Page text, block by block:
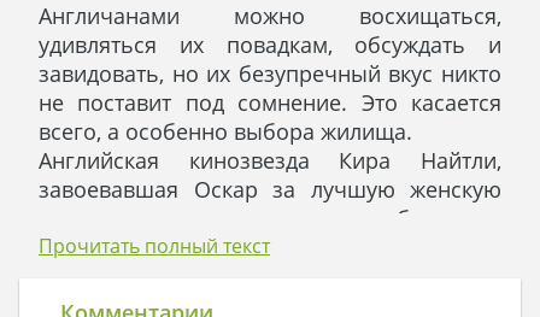
Англичанами можно восхищаться,
удивляться их повадкам, обсуждать и
завидовать, но их безупречный вкус никто
не поставит под сомнение. Это касается
всего, а особенно выбора жилища.
Английская кинозвезда Кира Найтли,
завоевавшая Оскар за лучшую женскую
роль, переехала с мужем и ребенком в
пригород Лондона в большой
4М472G, в пресловутом сдержанном
Прочитать полный текст